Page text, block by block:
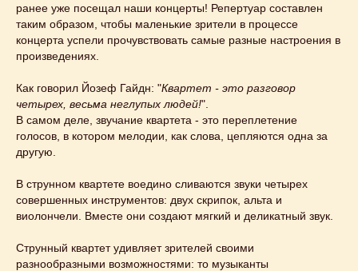
ранее уже посещал наши концерты! Репертуар составлен
таким образом, чтобы маленькие зрители в процессе
концерта успели прочувствовать самые разные настроения в
произведениях.
Как говорил Йозеф Гайдн: "Квартет - это разговор
четырех, весьма неглупых людей!".
В самом деле, звучание квартета - это переплетение
голосов, в котором мелодии, как слова, цепляются одна за
другую.
В струнном квартете воедино сливаются звуки четырех
совершенных инструментов: двух скрипок, альта и
виолончели. Вместе они создают мягкий и деликатный звук.
Струнный квартет удивляет зрителей своими
разнообразными возможностями: то музыканты